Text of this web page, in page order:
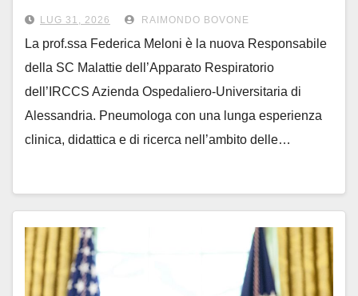
Malattie Respiratorie
LUG 31, 2026 RAIMONDO BOVONE
La prof.ssa Federica Meloni è la nuova Responsabile
della SC Malattie dell’Apparato Respiratorio
dell’IRCCS Azienda Ospedaliero-Universitaria di
Alessandria. Pneumologa con una lunga esperienza
clinica, didattica e di ricerca nell’ambito delle…